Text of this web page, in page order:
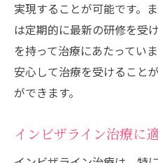
実現することが可能です。
は定期的に最新の研修を受
を持って治療にあたってい
安心して治療を受けること
ができます。
インビザライン治療に